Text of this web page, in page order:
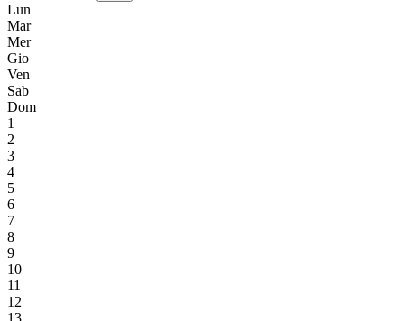
Lun
Mar
Mer
Gio
Ven
Sab
Dom
1
2
3
4
5
6
7
8
9
10
11
12
13